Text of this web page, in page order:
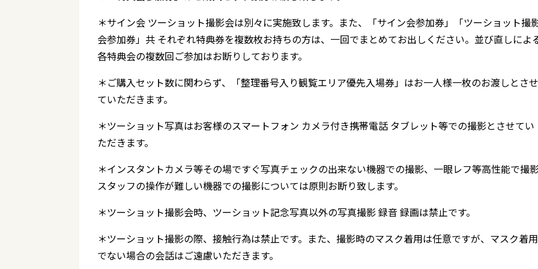
＊サイン会 ツーショット撮影会は別々に実施致します。また、「サイン会参加券」「ツーショット撮
会参加券」共 それぞれ特典券を複数枚お持ちの方は、一回でまとめてお出しください。並び直しによ
各特典会の複数回ご参加はお断りしております。
＊ご購入セット数に関わらず、「整理番号入り観覧エリア優先入場券」はお一人様一枚のお渡しとさせ
ていただきます。
＊ツーショット写真はお客様のスマートフォン カメラ付き携帯電話 タブレット等での撮影とさせてい
ただきます。
＊インスタントカメラ等その場ですぐ写真チェックの出来ない機器での撮影、一眼レフ等高性能で撮
スタッフの操作が難しい機器での撮影については原則お断り致します。
＊ツーショット撮影会時、ツーショット記念写真以外の写真撮影 録音 録画は禁止です。
＊ツーショット撮影の際、接触行為は禁止です。また、撮影時のマスク着用は任意ですが、マスク着用
でない場合の会話はご遠慮いただきます。